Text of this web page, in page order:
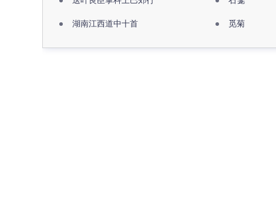
湖南江西道中十首 觅菊